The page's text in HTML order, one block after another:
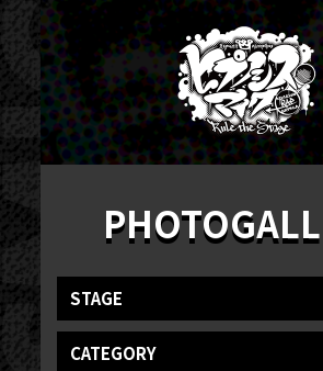
STAGE
CATEGORY